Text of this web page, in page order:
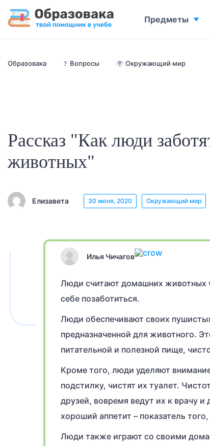
Образовака ❓ Вопросы 🌍 Окружающий мир
Рассказ "Как люди
животных"
Елизавета 30 июня, 2020 Окружающий мир
Илья Чичагов
Люди считают домашних животных
себе позаботиться.
Люди обеспечивают своих
предназначенной для животного.
питательной и полезной пище,
Кроме того, люди уделяют
подстилку, чистят их туалет.
друзей, вовремя ведут их к врачу
хороший аппетит – показатель
Люди также играют со своими
Предметы